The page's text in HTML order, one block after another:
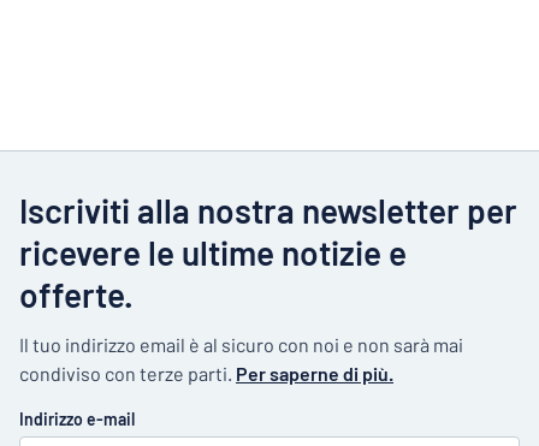
Iscriviti alla nostra newsletter per
ricevere le ultime notizie e
offerte.
Il tuo indirizzo email è al sicuro con noi e non sarà mai
condiviso con terze parti. Per saperne di più.
Indirizzo e-mail